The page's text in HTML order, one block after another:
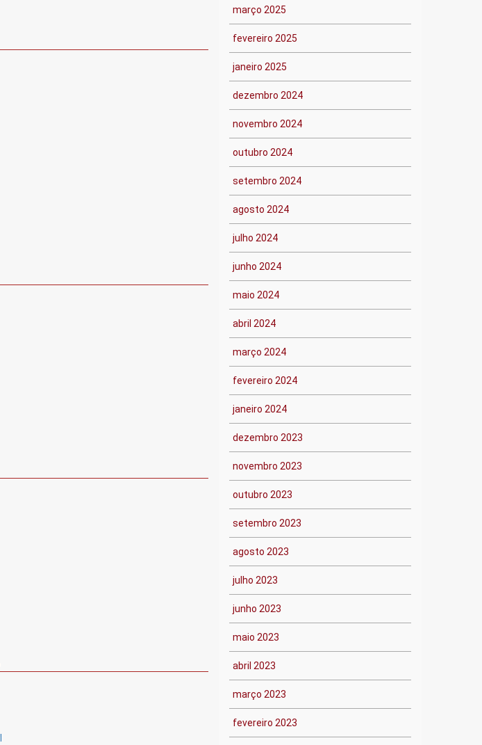
março 2025
fevereiro 2025
janeiro 2025
dezembro 2024
novembro 2024
outubro 2024
setembro 2024
agosto 2024
julho 2024
junho 2024
maio 2024
abril 2024
março 2024
fevereiro 2024
janeiro 2024
dezembro 2023
novembro 2023
outubro 2023
setembro 2023
agosto 2023
julho 2023
junho 2023
maio 2023
abril 2023
março 2023
fevereiro 2023